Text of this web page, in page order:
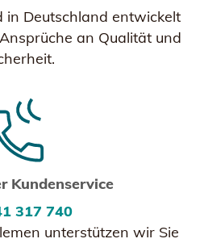
in Deutschland entwickelt
an Qualität und
Kundenservice
317 740
unterstützen wir Sie